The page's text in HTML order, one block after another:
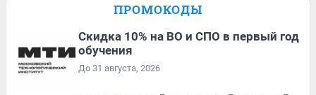
ПРОМОКОДЫ
Скидка 10% на ВО и СПО в первый год
обучения
До 31 августа, 2026